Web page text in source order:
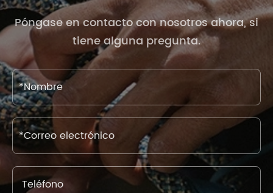
Póngase en contacto con nosotros ahora, si
tiene alguna pregunta.